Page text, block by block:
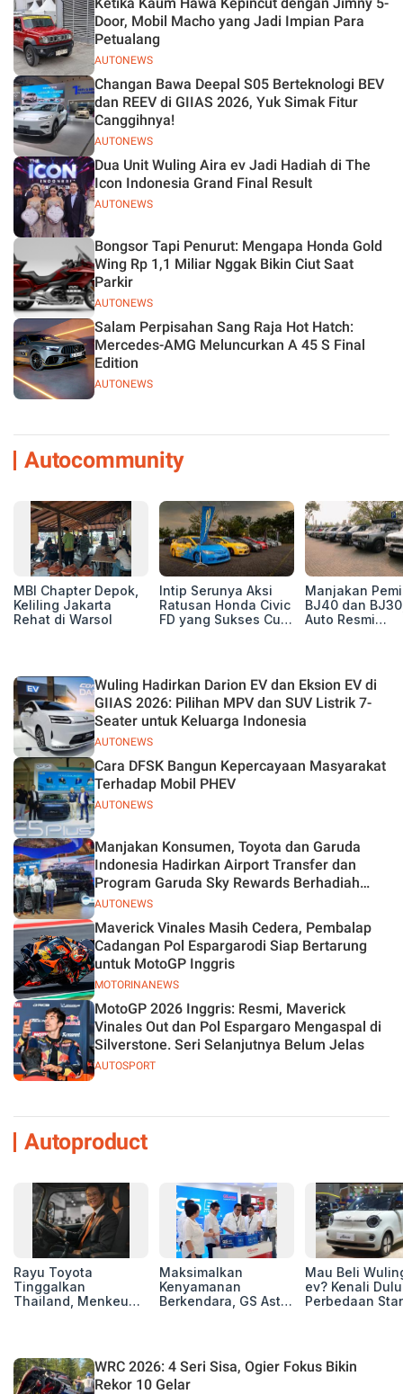
Jelas
AUTONEWS
Door, Mobil Macho yang Jadi Impian Para
Petualang
AUTONEWS
Changan Bawa Deepal S05 Berteknologi BEV
dan REEV di GIIAS 2026, Yuk Simak Fitur
Canggihnya!
AUTONEWS
Dua Unit Wuling Aira ev Jadi Hadiah di The
Icon Indonesia Grand Final Result
AUTONEWS
Bongsor Tapi Penurut: Mengapa Honda Gold
Wing Rp 1,1 Miliar Nggak Bikin Ciut Saat
Parkir
AUTONEWS
Salam Perpisahan Sang Raja Hot Hatch:
Mercedes-AMG Meluncurkan A 45 S Final
Edition
Autocommunity
MBI Chapter Depok,
Keliling Jakarta
Rehat di Warsol
Intip Serunya Aksi
Ratusan Honda Civic
FD yang Sukses Curi
Manjakan
BJ40 dan
Auto Resmi
AUTONEWS
Wuling Hadirkan Darion EV dan Eksion EV di
GIIAS 2026: Pilihan MPV dan SUV Listrik 7-
Seater untuk Keluarga Indonesia
AUTONEWS
Cara DFSK Bangun Kepercayaan Masyarakat
Terhadap Mobil PHEV
AUTONEWS
Manjakan Konsumen, Toyota dan Garuda
Indonesia Hadirkan Airport Transfer dan
Program Garuda Sky Rewards Berhadiah
Hybrid EV
MOTORINANEWS
Maverick Vinales Masih Cedera, Pembalap
Cadangan Pol Espargarodi Siap Bertarung
untuk MotoGP Inggris
AUTOSPORT
MotoGP 2026 Inggris: Resmi, Maverick
Vinales Out dan Pol Espargaro Mengaspal di
Silverstone. Seri Selanjutnya Belum Jelas
Autoproduct
Rayu Toyota
Tinggalkan
Thailand, Menkeu
Basis Produksi
ASEAN
Maksimalkan
Kenyamanan
Berkendara, GS Astra
2026
Mau Beli
ev? Kenali Dulu
Perbedaan
WRC 2026: 4 Seri Sisa, Ogier Fokus Bikin
Rekor 10 Gelar